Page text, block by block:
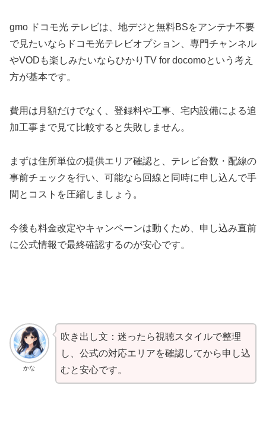
gmo ドコモ光 テレビは、地デジと無料BSをアンテナ不要
で見たいならドコモ光テレビオプション、専門チャンネル
やVODも楽しみたいならひかりTV for docomoという考え
方が基本です。
費用は月額だけでなく、登録料や工事、宅内設備による追
加工事まで見て比較すると失敗しません。
まずは住所単位の提供エリア確認と、テレビ台数・配線の
事前チェックを行い、可能なら回線と同時に申し込んで手
間とコストを圧縮しましょう。
今後も料金改定やキャンペーンは動くため、申し込み直前
に公式情報で最終確認するのが安心です。
かな
吹き出し文：迷ったら視聴スタイルで整理
し、公式の対応エリアを確認してから申し込
むと安心です。